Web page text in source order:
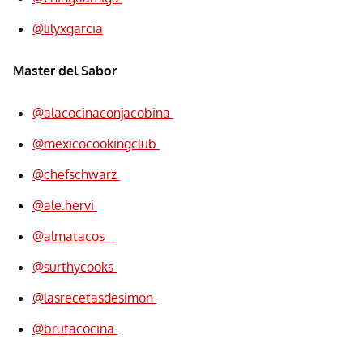
@lilyxgarcia
Master del Sabor
@alacocinaconjacobina
@mexicocookingclub
@chefschwarz
@ale.hervi
@almatacos_
@surthycooks
@lasrecetasdesimon
@brutacocina